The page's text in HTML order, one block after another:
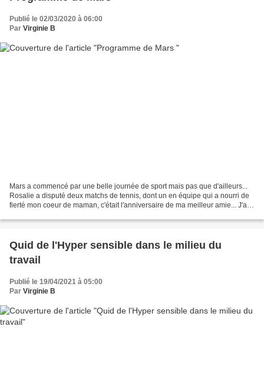
Publié le 02/03/2020 à 06:00
Par Virginie B
Mars a commencé par une belle journée de sport mais pas que d'ailleurs...
Rosalie a disputé deux matchs de tennis, dont un en équipe qui a nourri de
fierté mon coeur de maman, c'était l'anniversaire de ma meilleur amie... J'ai
Quid de l'Hyper sensible dans le milieu du
travail
Publié le 19/04/2021 à 05:00
Par Virginie B